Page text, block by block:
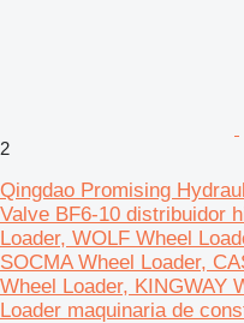
2
Qingdao Promising
Valve BF6-10 distribuidor
Loader, WOLF Wheel
SOCMA Wheel Loader,
Wheel Loader, KINGWAY
Loader maquinaria de